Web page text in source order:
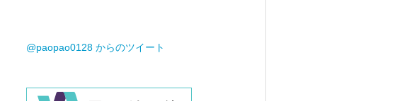
@paopao0128 からのツイート